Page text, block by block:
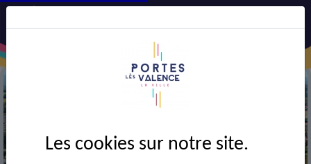
Les cookies sur notre site.